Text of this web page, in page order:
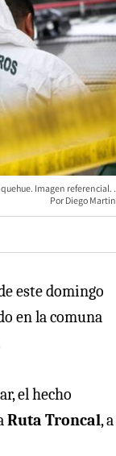
Imagen referencial.
Diego Martin
este domingo
en la comuna
el hecho
Ruta Troncal, a